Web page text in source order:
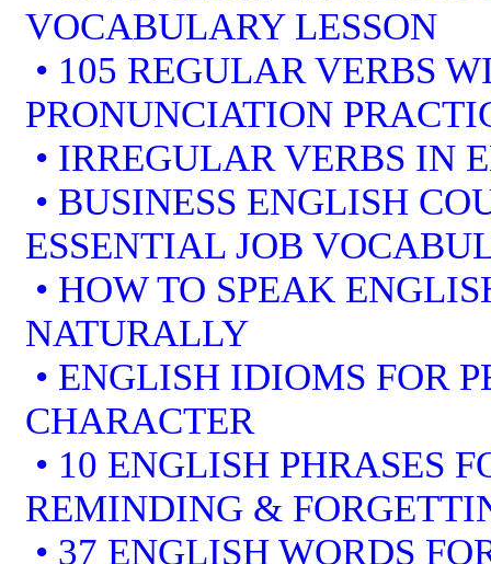
VOCABULARY LESSON
• 105 REGULAR VERBS
PRONUNCIATION
• IRREGULAR VERBS IN
• BUSINESS ENGLISH
ESSENTIAL JOB
• HOW TO SPEAK
NATURALLY
• ENGLISH IDIOMS FOR
CHARACTER
• 10 ENGLISH PHRASES
REMINDING &
• 37 ENGLISH WORDS